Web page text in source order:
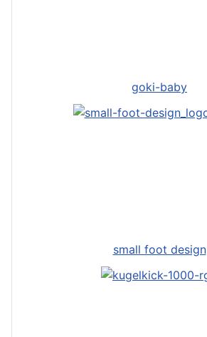
goki-baby
small foot design